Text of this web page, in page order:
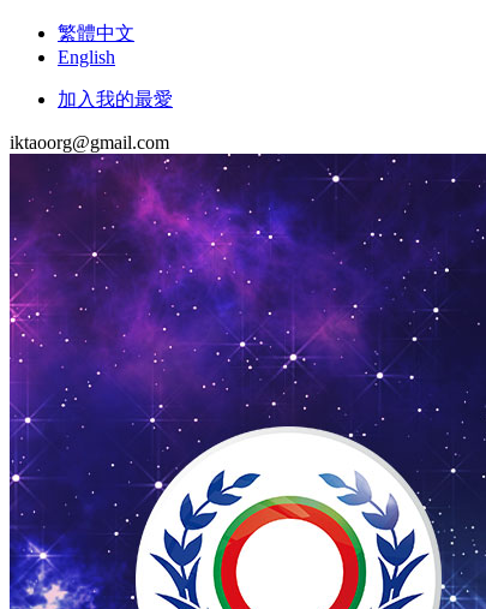
繁體中文
English
加入我的最愛
iktaoorg@gmail.com